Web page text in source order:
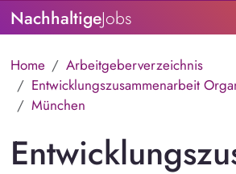
NachhaltigeJobs
Home
Arbeitgeberverzeichnis
Entwicklungszusammenarbeit
München